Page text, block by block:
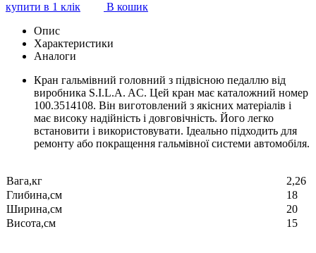
купити в 1 клік
В кошик
Опис
Характеристики
Аналоги
Кран гальмівний головний з підвісною педаллю від
виробника S.I.L.A. AC. Цей кран має каталожний номер
100.3514108. Він виготовлений з якісних матеріалів і
має високу надійність і довговічність. Його легко
встановити і використовувати. Ідеально підходить для
ремонту або покращення гальмівної системи автомобіля.
Вага,кг
2,26
Глибина,см
18
Ширина,см
20
Висота,см
15